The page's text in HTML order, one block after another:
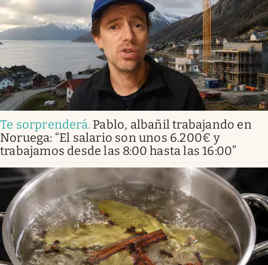
Te sorprenderá. Pablo, albañil trabajando en
Noruega: “El salario son unos 6.200€ y
trabajamos desde las 8:00 hasta las 16:00”